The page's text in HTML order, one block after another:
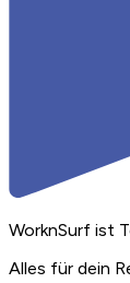
WorknSurf ist
Alles für dein